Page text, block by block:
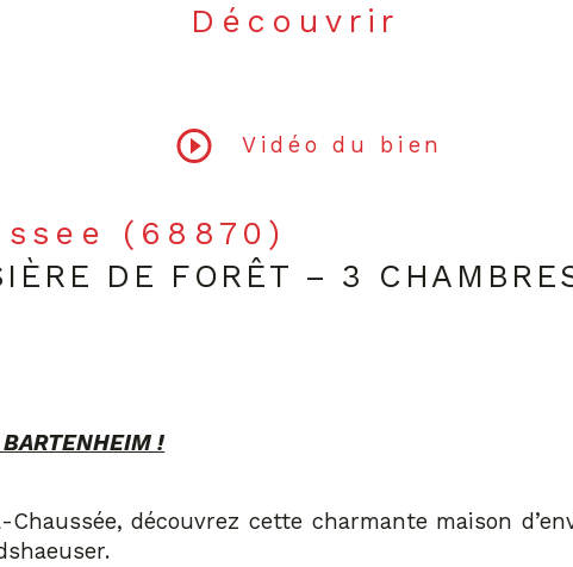
Découvrir
Vidéo du bien
(68870)
DE FORÊT – 3
BARTENHEIM !
découvrez cette charmante maison